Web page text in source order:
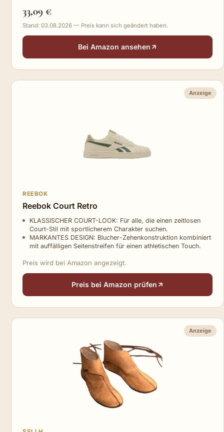
33,09 €
Stand: 03.08.2026 — Preis kann sich geändert haben.
Bei Amazon ansehen
Anzeige
REEBOK
Reebok Court Retro
KLASSISCHER COURT-LOOK: Für alle, die einen zeitlosen
Court-Stil mit sportlicherem Charakter suchen.
MARKANTES DESIGN: Blucher-Zehenkonstruktion kombiniert
mit auffälligen Seitenstreifen für einen athletischen Touch.
Preis wird bei Amazon angezeigt.
Preis bei Amazon prüfen
Anzeige